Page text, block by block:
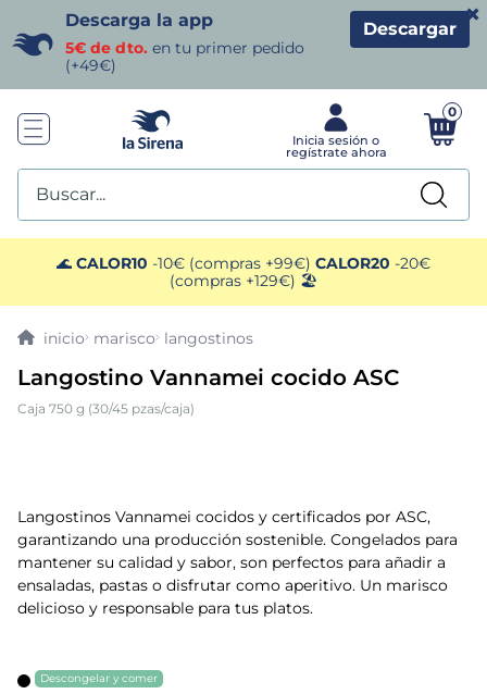
Descarga la app
5€ de dto. en tu primer pedido
(+49€)
Descargar
×
0
Buscar...
🌊 CALOR10 -10€ (compras +99€) CALOR20 -20€
(compras +129€) 🏖️
marisco langostinos
Langostino Vannamei cocido ASC
Caja 750 g (30/45 pzas/caja)
Langostinos Vannamei cocidos y certificados por ASC,
garantizando una producción sostenible. Congelados para
mantener su calidad y sabor, son perfectos para añadir a
ensaladas, pastas o disfrutar como aperitivo. Un marisco
delicioso y responsable para tus platos.
Descongelar y comer
TÉRMINOS MÁS BUSCADOS
1. helados sirena
3. patatas
5. verduras
croquetas
8 gambon